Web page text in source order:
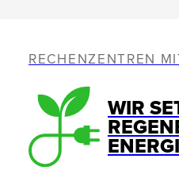
RECHENZENTREN
WIR